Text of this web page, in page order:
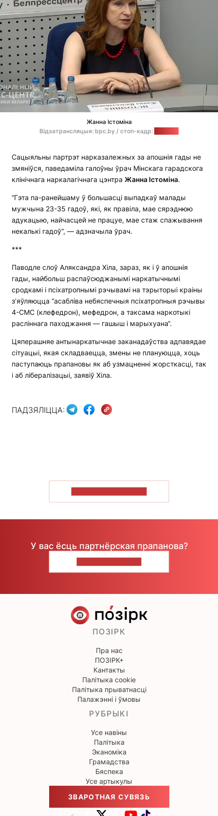
Жанна Істоміна
Відэатрансляцыя: bpc.by / стоп-кадр:
Сацыяльны партрэт нарказалежных за апошнія гады не
змяніўся, паведаміла галоўны ўрач Мінскага гарадскога
клінічнага наркалагічнага цэнтра Жанна Істоміна.
“Гэта па-ранейшаму ў большасці выпадкаў малады
мужчына 23-35 гадоў, які, як правіла, мае сярэднюю
адукацыю, найчасцей не працуе, мае стаж спажывання
некалькі гадоў“, — адзначыла ўрач.
***
Паводле слоў Аляксандра Хіла, зараз, як і ў апошнія
гады, найбольш распаўсюджанымі наркатычнымі
сродкамі і псіхатропнымі рэчывамі на тэрыторыі краіны
з’яўляюцца “асабліва небяспечныя псіхатропныя рэчывы
4-СМС (клефедрон), мефедрон, а таксама наркотыкі
расліннага паходжання — гашыш і марыхуана“.
Цяперашняе антынаркатычнае заканадаўства адпавядае
сітуацыі, якая складваецца, змены не плануюцца, хоць
паступаюць прапановы як аб узмацненні жорсткасці, так
і аб лібералізацыі, заявіў Хіла.
ПАДЗЯЛІЦЦА:
У вас ёсць партнёрская прапанова?
ПОЗІРК
Пра нас
ПОЗІРК+
Кантакты
Палітыка cookie
Палітыка прыватнасці
Палажэнні і ўмовы
РУБРЫКІ
Усе навіны
Палітыка
Эканоміка
Грамадства
Бяспека
Усе артыкулы
ЗВАРОТНАЯ СУВЯЗЬ